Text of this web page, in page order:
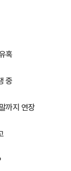
혹
중
까지 연장